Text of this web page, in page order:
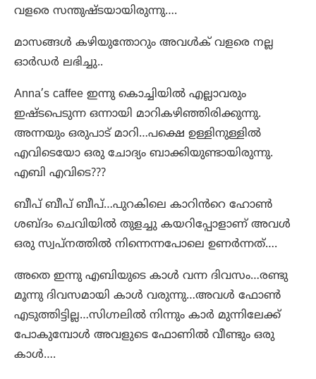
വളരെ സന്തുഷ്ടയായിരുന്നു….
മാസങ്ങൾ കഴിയുന്തോറും അവൾക് വളരെ നല്ല
ഓർഡർ ലഭിച്ചു..
Anna’s caffee ഇന്നു കൊച്ചിയിൽ എല്ലാവരും
ഇഷ്ടപെടുന്ന ഒന്നായി മാറികഴിഞ്ഞിരിക്കുന്നു.
അന്നയും ഒരുപാട് മാറി…പക്ഷെ ഉള്ളിനുള്ളിൽ
എവിടെയോ ഒരു ചോദ്യം ബാക്കിയുണ്ടായിരുന്നു.
എബി എവിടെ???
ബീപ് ബീപ് ബീപ്…പുറകിലെ കാറിൻറെ ഹോൺ
ശബ്ദം ചെവിയിൽ തുളച്ചു കയറിപ്പോളാണ് അവൾ
ഒരു സ്വപ്നത്തിൽ നിന്നെന്നപോലെ ഉണർന്നത്….
അതെ ഇന്നു എബിയുടെ കാൾ വന്ന ദിവസം…രണ്ടു
മൂന്നു ദിവസമായി കാൾ വരുന്നു…അവൾ ഫോൺ
എടുത്തിട്ടില്ല…സിഗ്നലിൽ നിന്നും കാർ മുന്നിലേക്ക്
പോകുമ്പോൾ അവളുടെ ഫോണിൽ വീണ്ടും ഒരു
കാൾ….